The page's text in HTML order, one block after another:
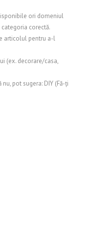
ori domeniul
corectă.
articolul pentru a-l
(ex. decorare/casa,
pot sugera: DIY (Fă-ți